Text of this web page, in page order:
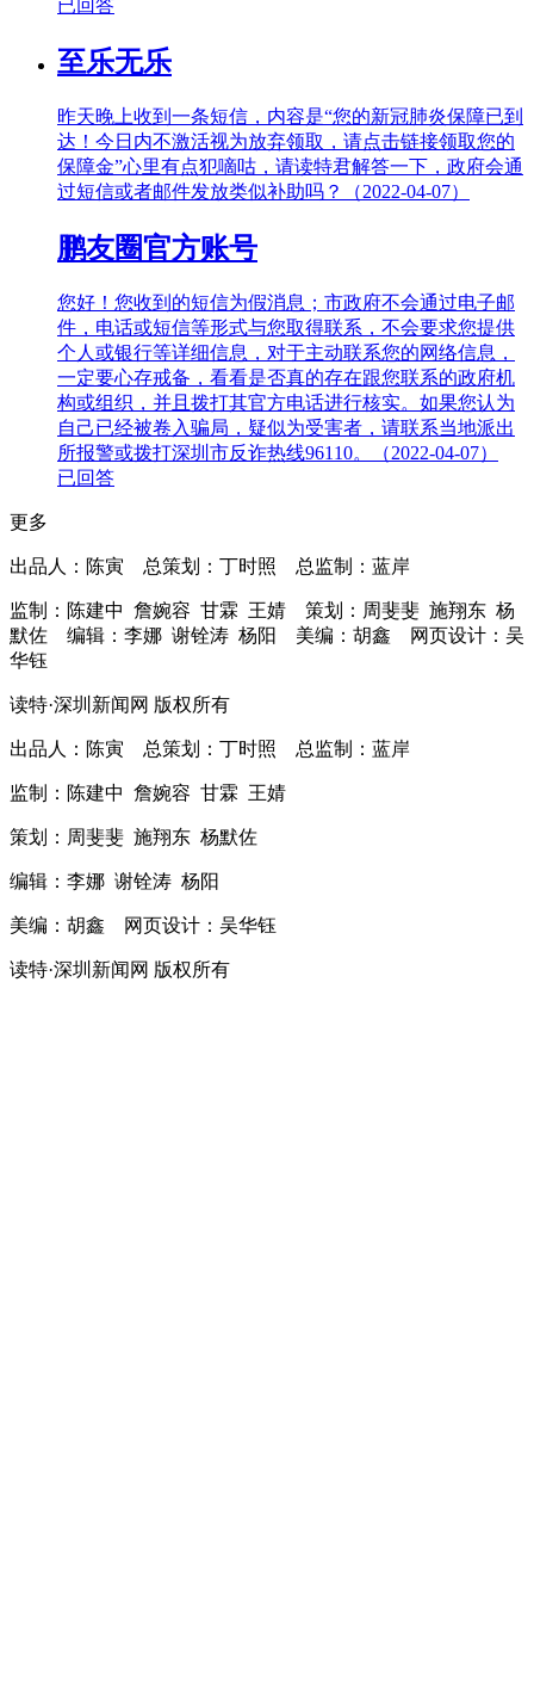
已回答
至乐无乐
昨天晚上收到一条短信，内容是“您的新冠肺炎保障已到
达！今日内不激活视为放弃领取，请点击链接领取您的
保障金”心里有点犯嘀咕，请读特君解答一下，政府会通
过短信或者邮件发放类似补助吗？（2022-04-07）
鹏友圈官方账号
您好！您收到的短信为假消息；市政府不会通过电子邮
件，电话或短信等形式与您取得联系，不会要求您提供
个人或银行等详细信息，对于主动联系您的网络信息，
一定要心存戒备，看看是否真的存在跟您联系的政府机
构或组织，并且拨打其官方电话进行核实。如果您认为
自己已经被卷入骗局，疑似为受害者，请联系当地派出
所报警或拨打深圳市反诈热线96110。（2022-04-07）
已回答
更多
出品人：陈寅 总策划：丁时照 总监制：蓝岸
监制：陈建中 詹婉容 甘霖 王婧 策划：周斐斐 施翔东 杨
默佐 编辑：李娜 谢铨涛 杨阳 美编：胡鑫 网页设计：吴
华钰
读特·深圳新闻网 版权所有
出品人：陈寅 总策划：丁时照 总监制：蓝岸
监制：陈建中 詹婉容 甘霖 王婧
策划：周斐斐 施翔东 杨默佐
编辑：李娜 谢铨涛 杨阳
美编：胡鑫 网页设计：吴华钰
读特·深圳新闻网 版权所有